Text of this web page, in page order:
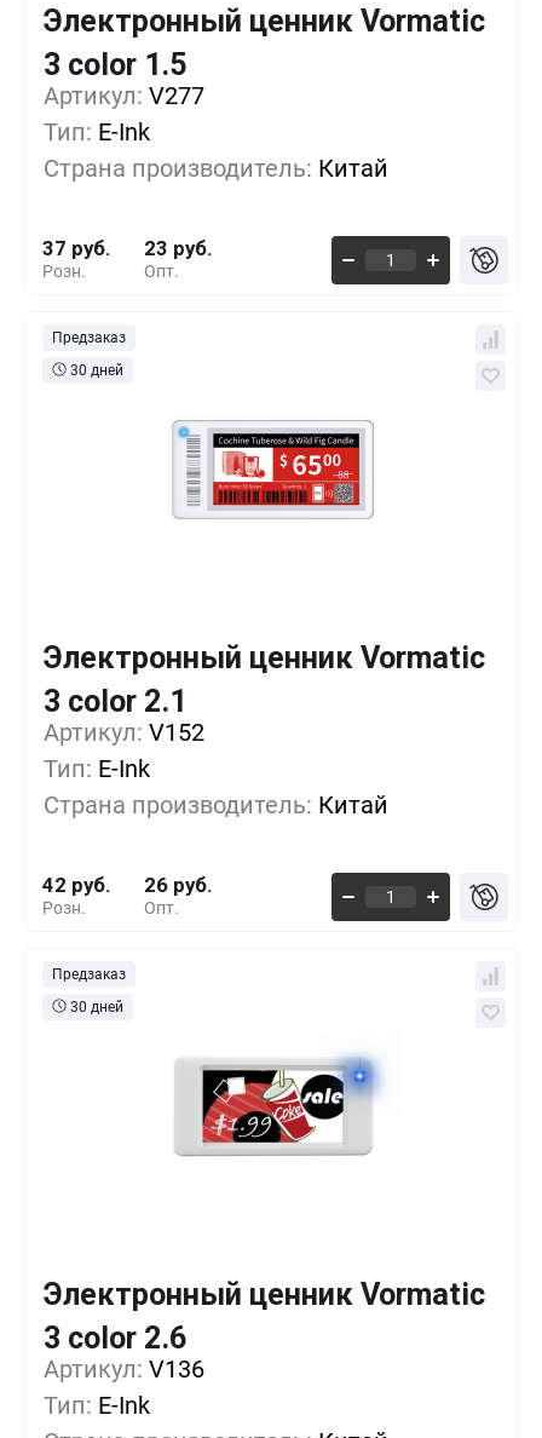
Электронный ценник Vormatic
3 color 1.5
Артикул: V277
Тип: E-Ink
Страна производитель: Китай
Розн.
37 руб.
Опт.
23 руб.
1+ 0%
500+
1000+ -29%
Предзаказ
30 дней
Электронный ценник Vormatic
3 color 2.1
Артикул: V152
Тип: E-Ink
Страна производитель: Китай
Розн.
42 руб.
Опт.
26 руб.
1+ 0%
500+
1000+ -30%
Предзаказ
30 дней
Электронный ценник Vormatic
3 color 2.6
Артикул: V136
Тип: E-Ink
1+ 0%
500+